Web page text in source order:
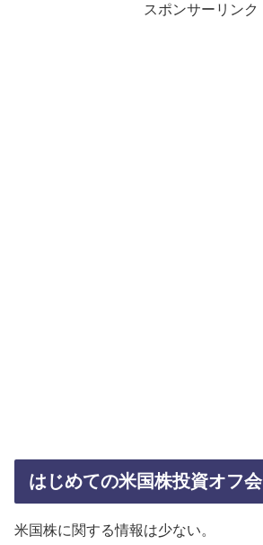
スポンサーリンク
はじめての米国株投資オフ会
米国株に関する情報は少ない。